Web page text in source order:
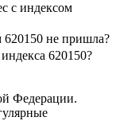
с индексом
620150 не пришла?
620150?
Федерации.